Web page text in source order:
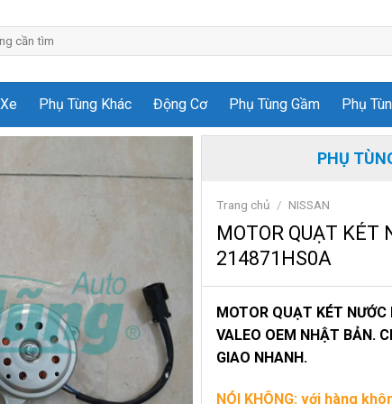
Phụ Tùng Khác Động Cơ Phụ Tùng Gầm Phụ
PHỤ
Trang chủ / NISSAN
MOTOR QUẠT KÉT
214871HS0A
MOTOR QUẠT KÉT
VALEO OEM NHẬT BẢN.
GIAO NHANH.
NÓI KHÔNG: với hàng